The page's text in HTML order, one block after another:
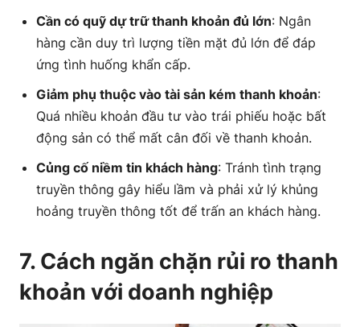
Cần có quỹ dự trữ thanh khoản đủ lớn: Ngân
hàng cần duy trì lượng tiền mặt đủ lớn để đáp
ứng tình huống khẩn cấp.
Giảm phụ thuộc vào tài sản kém thanh khoản:
Quá nhiều khoản đầu tư vào trái phiếu hoặc bất
động sản có thể mất cân đối về thanh khoản.
Củng cố niềm tin khách hàng: Tránh tình trạng
truyền thông gây hiểu lầm và phải xử lý khủng
hoảng truyền thông tốt để trấn an khách hàng.
7. Cách ngăn chặn rủi ro thanh
khoản với doanh nghiệp